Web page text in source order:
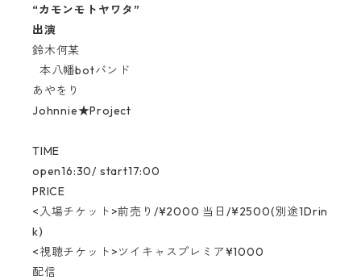
“カモンモトヤワタ”
出演
鈴木何某
本八幡botバンド
あやをり
Johnnie★Project
TIME
open16:30/ start17:00
PRICE
<入場チケット>前売り/¥2000 当日/¥2500(別途1Drin
k)
<視聴チケット>ツイキャスプレミア¥1000
配信